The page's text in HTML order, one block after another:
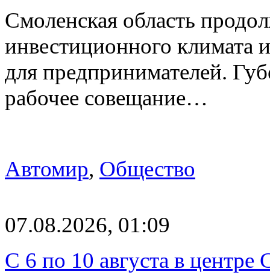
Смоленская область
инвестиционного климата
для предпринимателей.
рабочее совещание…
Автомир, Общество
07.08.2026, 01:09
С 6 по 10 августа в центре